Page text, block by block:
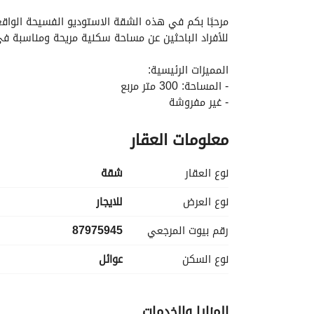
معلومات ترخيص الإعلان
للأفراد الباحثين عن مساحة سكنية مريحة ومناسبة
المميزات الرئيسية:
- المساحة: 300 متر مربع
- غير مفروشة
المرافق:
- الكهرباء: الشقة مزودة بإمدادات كهرباء موثوقة،
- إمدادات المياه: إمداد الماء الثابت متوفر، مما يوفر
للمساحة، مما يجعلها مثالية لمجموعة متنوعة من
معلومات العقار
نوع العقار
شقة
نوع العرض
للايجار
رقم بيوت المرجعي
87975945
نوع السكن
عوائل